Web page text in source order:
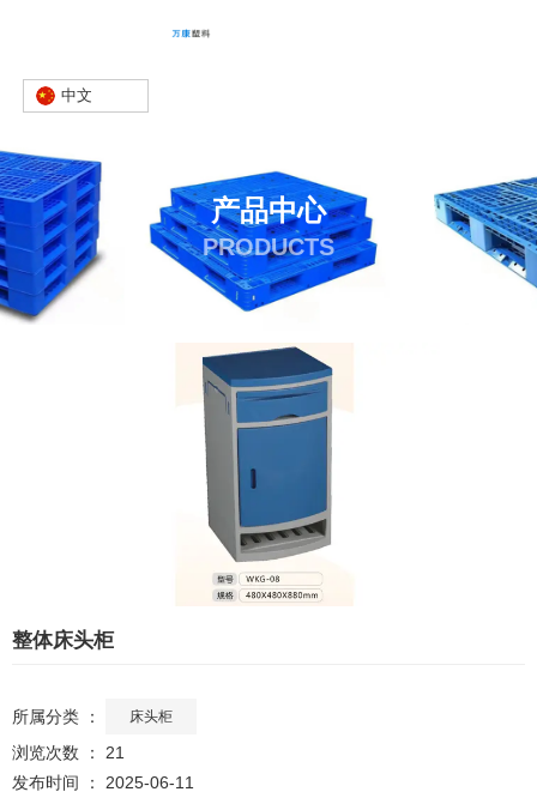
中文
产品中心
PRODUCTS
首页 - 产品
整体床头柜
所属分类 ： 床头柜
浏览次数 ： 21
发布时间 ： 2025-06-11